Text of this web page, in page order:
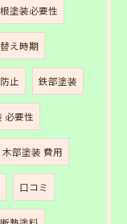
塗装必要性
え時期
止 鉄部塗装
必要性
木部塗装 費用
口コミ